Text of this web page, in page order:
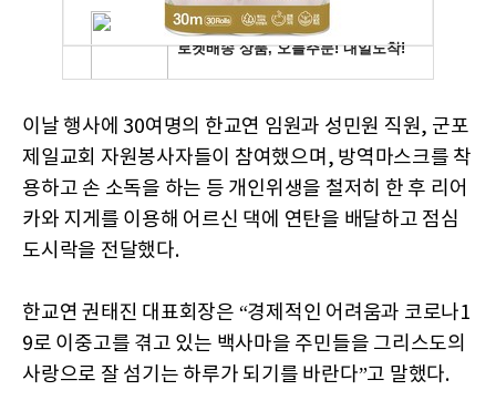
이날 행사에 30여명의 한교연 임원과 성민원 직원, 군포
제일교회 자원봉사자들이 참여했으며, 방역마스크를 착
용하고 손 소독을 하는 등 개인위생을 철저히 한 후 리어
카와 지게를 이용해 어르신 댁에 연탄을 배달하고 점심
도시락을 전달했다.
한교연 권태진 대표회장은 “경제적인 어려움과 코로나1
9로 이중고를 겪고 있는 백사마을 주민들을 그리스도의
사랑으로 잘 섬기는 하루가 되기를 바란다”고 말했다.